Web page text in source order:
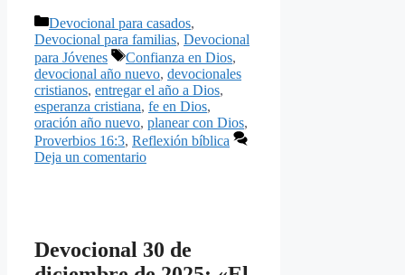
Categorías
Devocional para casados,
Devocional para familias, Devocional
para Jóvenes
Etiquetas
Confianza en Dios,
devocional año nuevo, devocionales
cristianos, entregar el año a Dios,
esperanza cristiana, fe en Dios,
oración año nuevo, planear con Dios,
Proverbios 16:3, Reflexión bíblica
Deja un comentario
Devocional 30 de